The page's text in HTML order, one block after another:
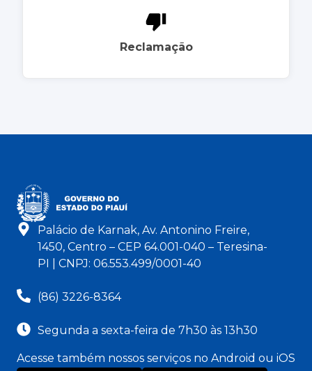
Reclamação
Palácio de Karnak, Av. Antonino Freire,
1450, Centro – CEP 64.001-040 – Teresina-
PI | CNPJ: 06.553.499/0001-40
(86) 3226-8364
Segunda a sexta-feira de 7h30 às 13h30
Acesse também nossos serviços no Android ou iOS